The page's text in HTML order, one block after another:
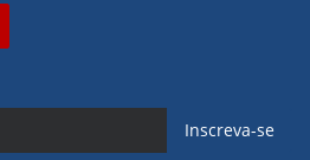
Inscreva-se